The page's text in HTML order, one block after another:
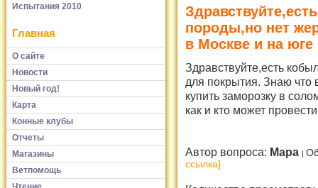
Испытания 2010
Главная
О сайте
Новости
Новый год!
Карта
Конные клубы
Отчеты
Магазины
Ветпомощь
породы,но нет
в Москве и на юге
Здравствуйте,есть
для покрытия. Знаю что
купить заморозку в
как и кто может
Автор вопроса: Мара
ссылка]